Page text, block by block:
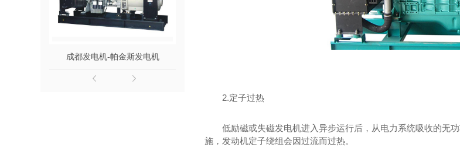
成都发电机-帕金斯发电机
2.定子过热
低励磁或失磁发电机进入异步运行后，从电力系统吸收的无
施，发动机定子绕组会因过流而过热。